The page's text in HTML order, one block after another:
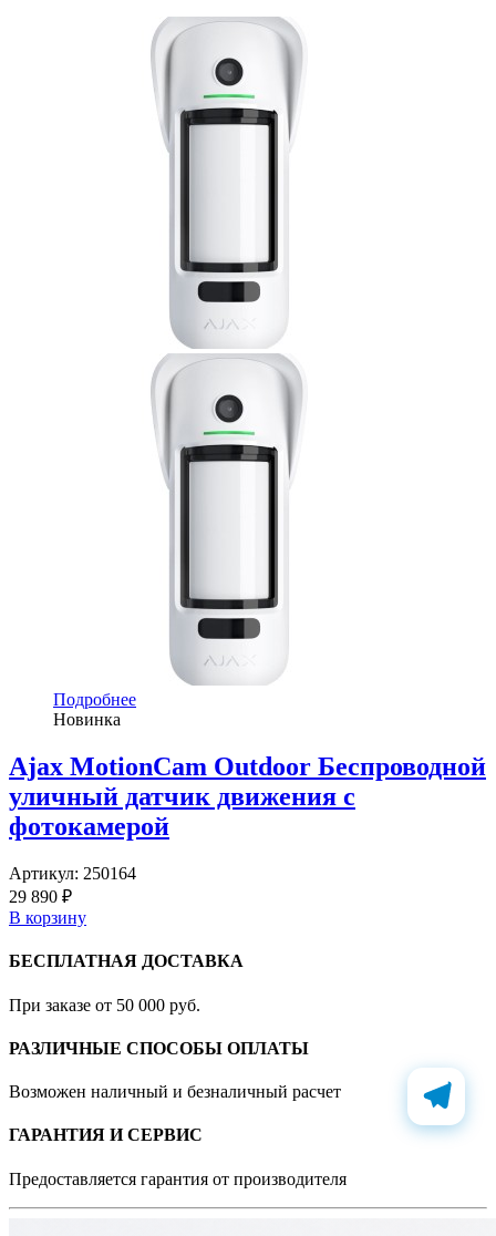
Подробнее
Новинка
Ajax MotionCam Outdoor Беспроводной
уличный датчик движения с
фотокамерой
Артикул: 250164
29 890 ₽
В корзину
БЕСПЛАТНАЯ ДОСТАВКА
При заказе от 50 000 руб.
РАЗЛИЧНЫЕ СПОСОБЫ ОПЛАТЫ
Возможен наличный и безналичный расчет
ГАРАНТИЯ И СЕРВИС
Предоставляется гарантия от производителя